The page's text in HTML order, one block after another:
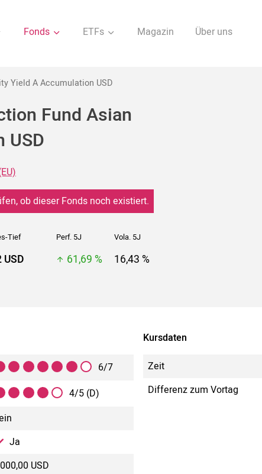
Fonds ETFs Magazin Über uns
Yield A Accumulation USD
Fund Asian
USD
ob dieser Fonds noch existiert.
Tief Perf. 5J Vola. 5J
USD 61,69 % 16,43 %
6/7
4/5 (D)
Ja
USD
Kursdaten
Zeit
Differenz zum Vortag